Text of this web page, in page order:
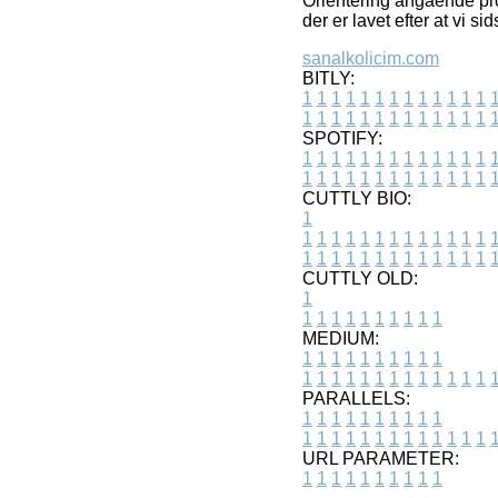
der er lavet efter at vi
sanalkolicim.com
BITLY:
1 1 1 1 1 1 1 1 1 1 1 1 1 1
1 1 1 1 1 1 1 1 1 1 1 1 1 1
SPOTIFY:
1 1 1 1 1 1 1 1 1 1 1 1 1 1
1 1 1 1 1 1 1 1 1 1 1 1 1 1
CUTTLY BIO:
1
1 1 1 1 1 1 1 1 1 1 1 1 1 1
1 1 1 1 1 1 1 1 1 1 1 1 1 1
CUTTLY OLD:
1
1 1 1 1 1 1 1 1 1 1
MEDIUM:
1 1 1 1 1 1 1 1 1 1
1 1 1 1 1 1 1 1 1 1 1 1 1 1
PARALLELS:
1 1 1 1 1 1 1 1 1 1
1 1 1 1 1 1 1 1 1 1 1 1 1 1
URL PARAMETER:
1 1 1 1 1 1 1 1 1 1